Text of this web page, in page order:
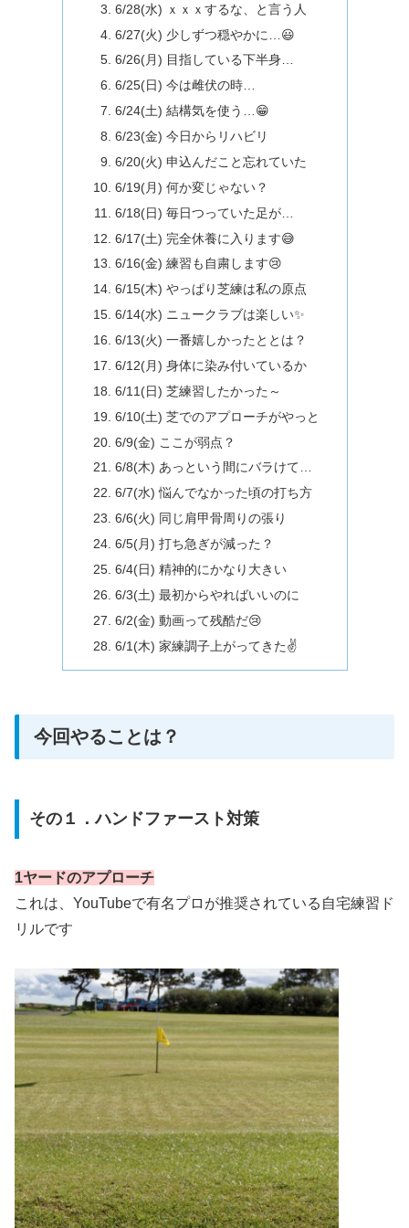
6/28(水) ｘｘｘするな、と言う人
6/27(火) 少しずつ穏やかに…😃
6/26(月) 目指している下半身…
6/25(日) 今は雌伏の時…
6/24(土) 結構気を使う…😁
6/23(金) 今日からリハビリ
6/20(火) 申込んだこと忘れていた
6/19(月) 何か変じゃない？
6/18(日) 毎日つっていた足が…
6/17(土) 完全休養に入ります😅
6/16(金) 練習も自粛します😢
6/15(木) やっぱり芝練は私の原点
6/14(水) ニュークラブは楽しい✨
6/13(火) 一番嬉しかったととは？
6/12(月) 身体に染み付いているか
6/11(日) 芝練習したかった～
6/10(土) 芝でのアプローチがやっと
6/9(金) ここが弱点？
6/8(木) あっという間にバラけて…
6/7(水) 悩んでなかった頃の打ち方
6/6(火) 同じ肩甲骨周りの張り
6/5(月) 打ち急ぎが減った？
6/4(日) 精神的にかなり大きい
6/3(土) 最初からやればいいのに
6/2(金) 動画って残酷だ😢
6/1(木) 家練調子上がってきた✌️
今回やることは？
その１．ハンドファースト対策
1ヤードのアプローチ
これは、YouTubeで有名プロが推奨されている自宅練習ド
リルです